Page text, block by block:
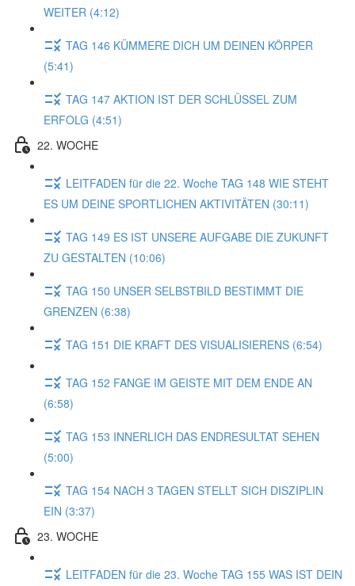
WEITER (4:12)
TAG 146 KÜMMERE DICH UM DEINEN KÖRPER
(5:41)
TAG 147 AKTION IST DER SCHLÜSSEL ZUM
ERFOLG (4:51)
22. WOCHE
LEITFADEN für die 22. Woche TAG 148 WIE STEHT
ES UM DEINE SPORTLICHEN AKTIVITÄTEN (30:11)
TAG 149 ES IST UNSERE AUFGABE DIE ZUKUNFT
ZU GESTALTEN (10:06)
TAG 150 UNSER SELBSTBILD BESTIMMT DIE
GRENZEN (6:38)
TAG 151 DIE KRAFT DES VISUALISIERENS (6:54)
TAG 152 FANGE IM GEISTE MIT DEM ENDE AN
(6:58)
TAG 153 INNERLICH DAS ENDRESULTAT SEHEN
(5:00)
TAG 154 NACH 3 TAGEN STELLT SICH DISZIPLIN
EIN (3:37)
23. WOCHE
LEITFADEN für die 23. Woche TAG 155 WAS IST DEIN